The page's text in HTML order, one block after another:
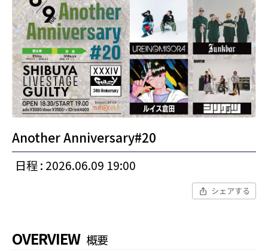
Another Anniversary#20
日程 : 2026.06.09 19:00
シェアする
OVERVIEW 概要